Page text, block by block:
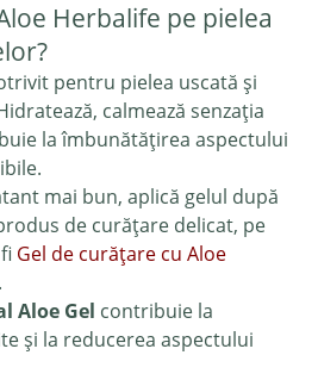
Herbalife pe pielea
pentru pielea uscată și
calmează senzația
la îmbunătățirea aspectului
mai bun, aplică gelul după
de curățare delicat, pe
Gel de curățare cu Aloe
.
Aloe Gel contribuie la
și la reducerea aspectului